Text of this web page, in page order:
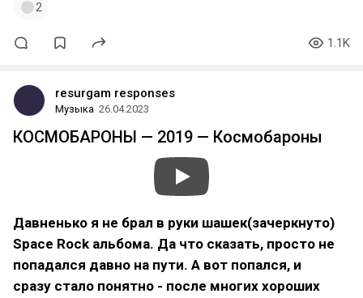
2
1.1K
resurgam responses
Музыка 26.04.2023
КОСМОБАРОНЫ — 2019 — Космобароны
Давненько я не брал в руки шашек(зачеркнуто)
Space Rock альбома. Да что сказать, просто не
попадался давно на пути. А вот попался, и
сразу стало понятно - после многих хороших